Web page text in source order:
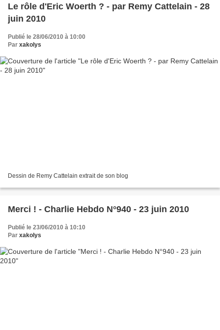
Le rôle d'Eric Woerth ? - par Remy Cattelain - 28
juin 2010
Publié le 28/06/2010 à 10:00
Par xakolys
Dessin de Remy Cattelain extrait de son blog
Merci ! - Charlie Hebdo N°940 - 23 juin 2010
Publié le 23/06/2010 à 10:10
Par xakolys